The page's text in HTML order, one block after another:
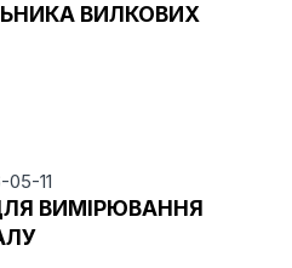
ВИЛКОВИХ
05-11
ВИМІРЮВАННЯ